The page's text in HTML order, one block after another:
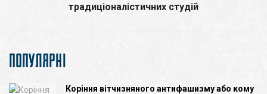
традиціоналістичних студій
ПОПУЛЯРНІ
Коріння вітчизняного антифашизму або кому